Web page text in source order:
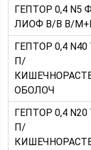
ГЕПТОР 0,4 N5
ЛИОФ В/В В/
ГЕПТОР 0,4
П/
ОБОЛОЧ
ГЕПТОР 0,4
П/